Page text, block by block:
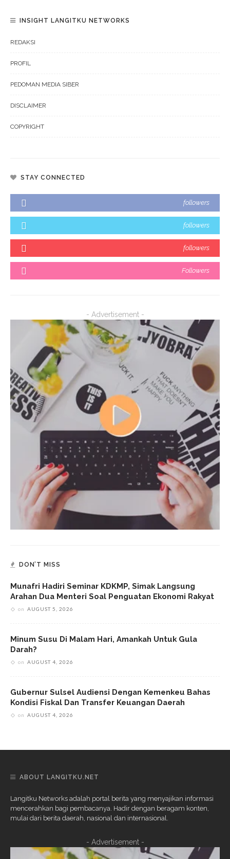
INSIGHT LANGITKU NETWORKS
REDAKSI
PROFIL
PEDOMAN MEDIA SIBER
DISCLAIMER
COPYRIGHT
STAY CONNECTED
followers
followers
followers
Followers
- Advertisement -
DON’T MISS
Munafri Hadiri Seminar KDKMP, Simak Langsung
Arahan Dua Menteri Soal Penguatan Ekonomi Rakyat
on AUGUST 5, 2026
Minum Susu Di Malam Hari, Amankah Untuk Gula
Darah?
on AUGUST 4, 2026
Gubernur Sulsel Audiensi Dengan Kemenkeu Bahas
Kondisi Fiskal Dan Transfer Keuangan Daerah
on AUGUST 4, 2026
ABOUT LANGITKU.NET
Langitku Networks adalah portal berita yang menyajikan informasi
mencerahkan bagi pembacanya. Hadir dengan beragam konten,
mulai dari berita daerah, nasional dan internasional.
- Advertisement -